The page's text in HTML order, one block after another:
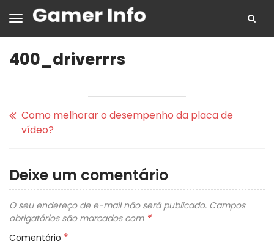
400_driverrrs
Como melhorar o desempenho da placa de
vídeo?
Deixe um comentário
O seu endereço de e-mail não será publicado. Campos
obrigatórios são marcados com *
Comentário *